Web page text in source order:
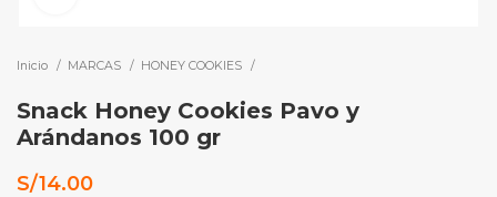
Inicio MARCAS HONEY COOKIES
Snack Honey Cookies Pavo y
Arándanos 100 gr
S/14.00